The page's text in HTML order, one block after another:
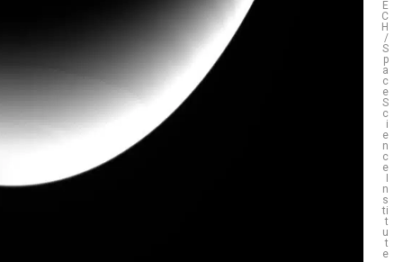
E
C
H
/
S
p
a
c
e
S
c
i
e
n
c
e
n
s
ti
t
u
t
e